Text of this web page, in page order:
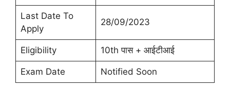
Last Date To
Apply
28/09/2023
Eligibility 10th पास + आईटीआई
Exam Date Notified Soon